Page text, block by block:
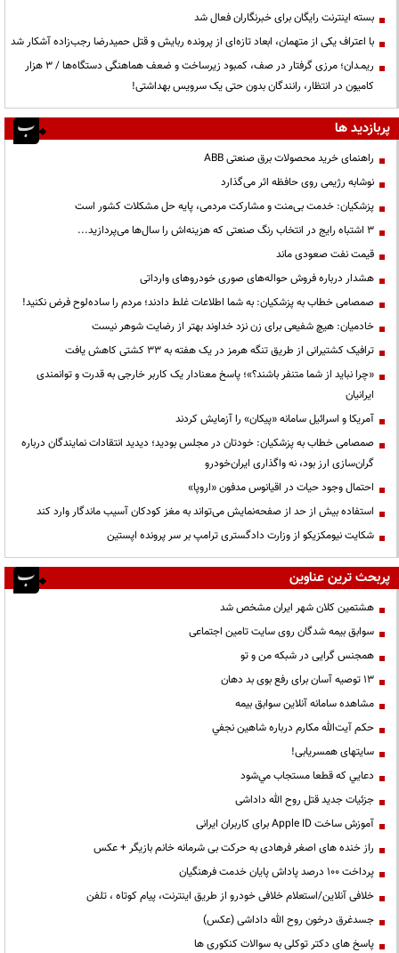
بسته اینترنت رایگان برای خبرنگاران فعال شد
با اعتراف یکی از متهمان، ابعاد تازه‌ای از پرونده ربایش و قتل حمیدرضا رجب‌زاده آشکار شد
ریمـدان؛ مرزی گرفتار در صف، کمبود زیرساخت و ضعف هماهنگی دستگاه‌ها / ۳ هزار
کامیون در انتظار، رانندگان بدون حتی یک سرویس بهداشتی!
پربازدید ها
راهنمای خرید محصولات برق صنعتی ABB
نوشابه رژیمی روی حافظه اثر می‌گذارد
پزشکیان: خدمت بی‌منت و مشارکت مردمی، پایه حل مشکلات کشور است
3 اشتباه رایج در انتخاب رنگ صنعتی که هزینه‌اش را سال‌ها می‌پردازید...
قیمت نفت صعودی ماند
هشدار درباره فروش حواله‌های صوری خودروهای وارداتی
صمصامی خطاب به پزشکیان: به شما اطلاعات غلط دادند؛ مردم را ساده‌لوح فرض نکنید!
خادمیان: هیچ شفیعی برای زن نزد خداوند بهتر از رضایت شوهر نیست
ترافیک کشتیرانی از طریق تنگه هرمز در یک هفته به ۳۳ کشتی کاهش یافت
«چرا نباید از شما متنفر باشند؟»؛ پاسخ معنادار یک کاربر خارجی به قدرت و توانمندی
ایرانیان
آمریکا و اسرائیل سامانه «پیکان» را آزمایش کردند
صمصامی خطاب به پزشکیان: خودتان در مجلس بودید؛ دیدید انتقادات نمایندگان درباره
گران‌سازی ارز بود، نه واگذاری ایران‌خودرو
احتمال وجود حیات در اقیانوس مدفون «اروپا»
استفاده بیش از حد از صفحه‌نمایش می‌تواند به مغز کودکان آسیب ماندگار وارد کند
شکایت نیومکزیکو از وزارت دادگستری ترامپ بر سر پرونده اپستین
پربحث ترین عناوین
هشتمین کلان شهر ایران مشخص شد
سوابق بیمه شدگان روی سایت تامین اجتماعی
همجنس گرایی در شبکه من و تو
13 توصیه آسان برای رفع بوی بد دهان
مشاهده سامانه آنلاين سوابق بیمه
حكم آيت‌الله مكارم درباره شاهين نجفي
سایتهای همسریابی!
دعايي كه قطعا مستجاب مي‌شود
جزئیات جدید قتل روح الله داداشی
آموزش ساخت Apple ID برای کاربران ایرانی
راز خنده های اصغر فرهادی به حرکت بی شرمانه خانم بازیگر + عکس
پرداخت ۱۰۰ درصد پاداش پایان خدمت فرهنگیان
خلافی آنلاین/استعلام خلافی خودرو از طریق اینترنت، پیام کوتاه ، تلفن
جسدغرق درخون روح الله داداشی (عکس)
پاسخ های دکتر توکلی به سوالات کنکوری ها